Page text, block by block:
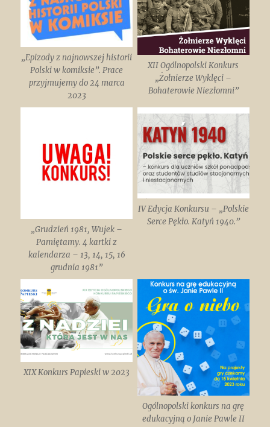
„Epizody z najnowszej historii
Polski w komiksie”. Prace
przyjmujemy do 24 marca
2023
XII Ogólnopolski Konkurs
„Żołnierze Wyklęci –
Bohaterowie Niezłomni”
„Grudzień 1981, Wujek –
Pamiętamy. 4 kartki z
kalendarza – 13, 14, 15, 16
grudnia 1981”
IV Edycja Konkursu – „Polskie
Serce Pękło. Katyń 1940.”
XIX Konkurs Papieski w 2023
Ogólnopolski konkurs na grę
edukacyjną o Janie Pawle II